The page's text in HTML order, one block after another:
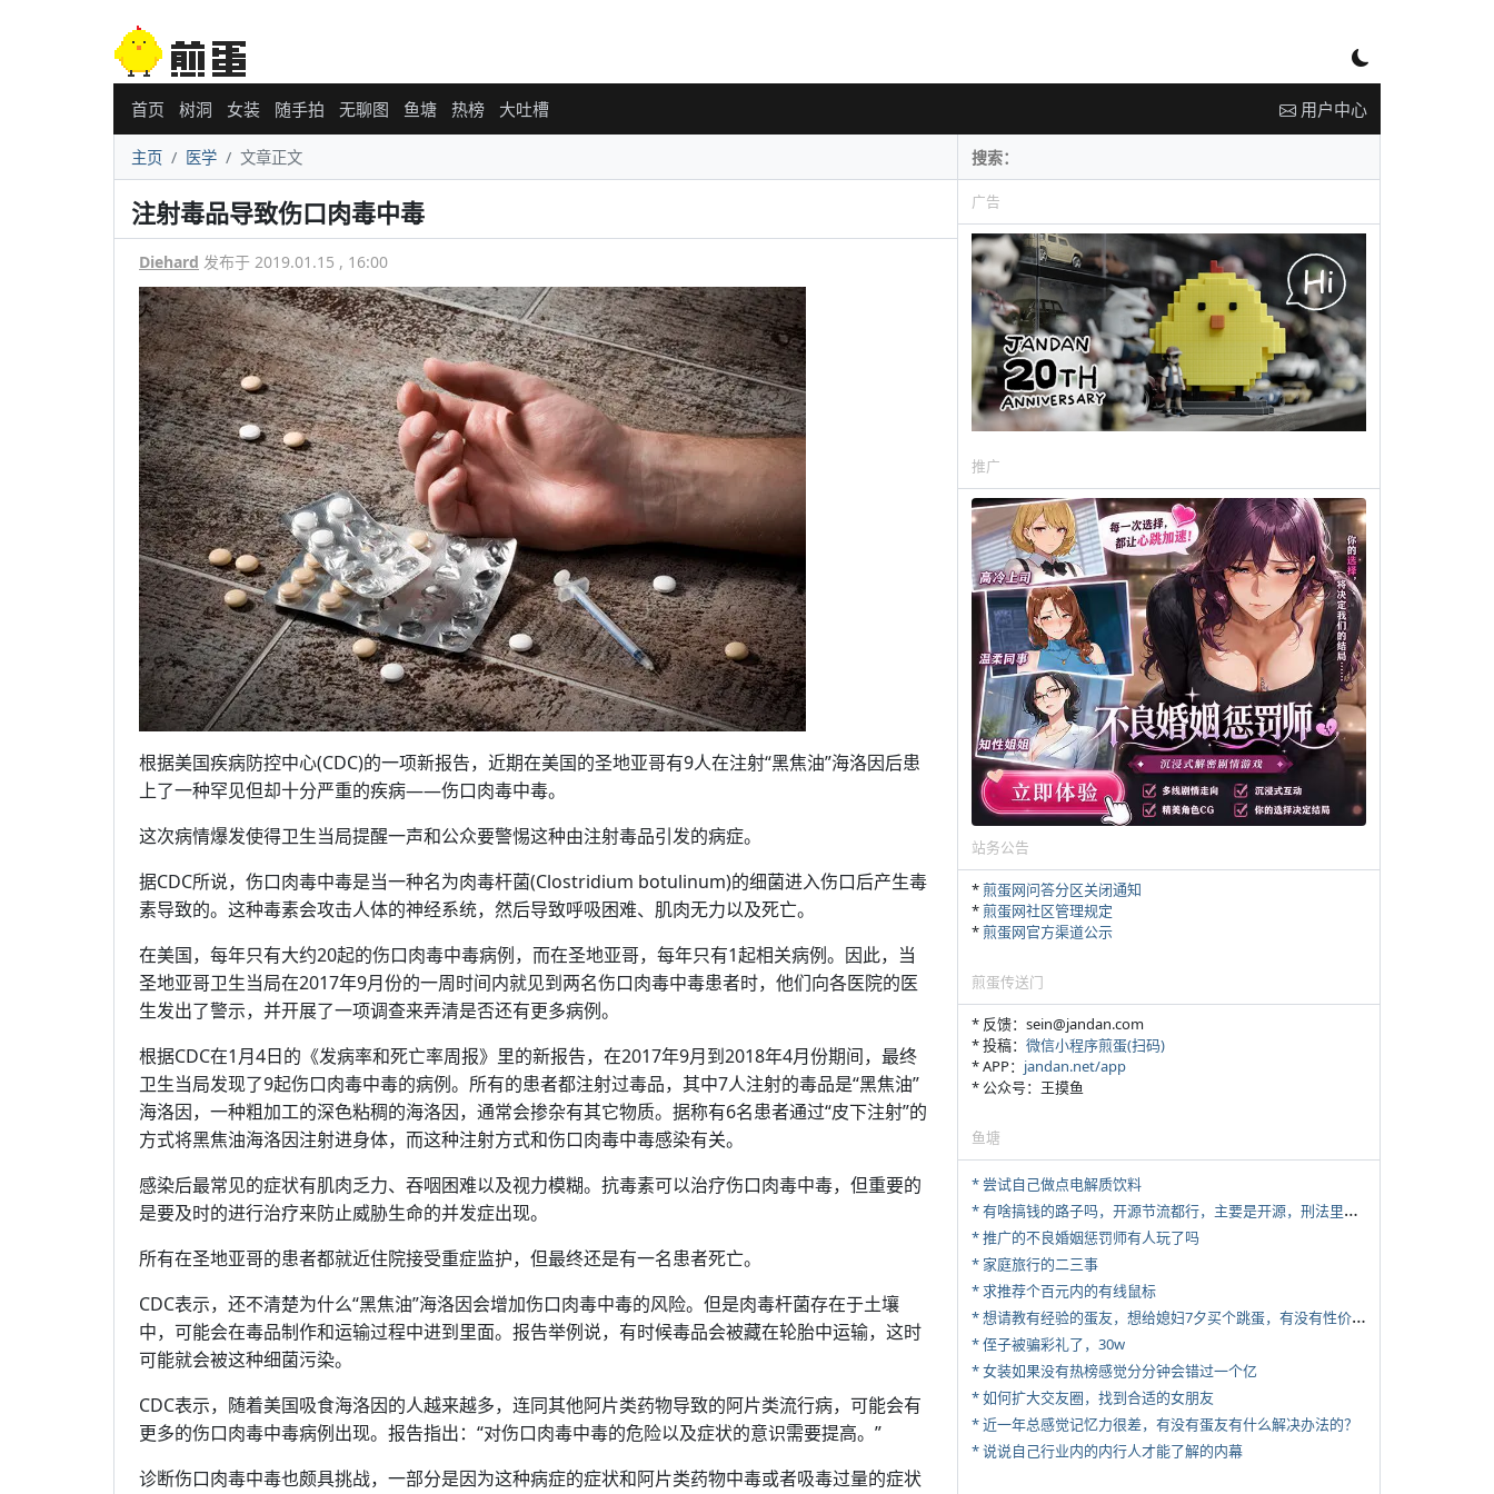
首页 树洞 女装 随手拍 无聊图 鱼塘 热榜 大吐槽 用户中心
主页 医学 文章正文
注射毒品导致伤口肉毒中毒
Diehard 发布于 2019.01.15 , 16:00
根据美国疾病防控中心(CDC)的一项新报告，近期在美国的圣地亚哥有9人在注射“黑焦油”海洛因后患
上了一种罕见但却十分严重的疾病——伤口肉毒中毒。
这次病情爆发使得卫生当局提醒一声和公众要警惕这种由注射毒品引发的病症。
据CDC所说，伤口肉毒中毒是当一种名为肉毒杆菌(Clostridium botulinum)的细菌进入伤口后产生毒
素导致的。这种毒素会攻击人体的神经系统，然后导致呼吸困难、肌肉无力以及死亡。
在美国，每年只有大约20起的伤口肉毒中毒病例，而在圣地亚哥，每年只有1起相关病例。因此，当
圣地亚哥卫生当局在2017年9月份的一周时间内就见到两名伤口肉毒中毒患者时，他们向各医院的医
生发出了警示，并开展了一项调查来弄清是否还有更多病例。
根据CDC在1月4日的《发病率和死亡率周报》里的新报告，在2017年9月到2018年4月份期间，最终
卫生当局发现了9起伤口肉毒中毒的病例。所有的患者都注射过毒品，其中7人注射的毒品是“黑焦油”
海洛因，一种粗加工的深色粘稠的海洛因，通常会掺杂有其它物质。据称有6名患者通过“皮下注射”的
方式将黑焦油海洛因注射进身体，而这种注射方式和伤口肉毒中毒感染有关。
感染后最常见的症状有肌肉乏力、吞咽困难以及视力模糊。抗毒素可以治疗伤口肉毒中毒，但重要的
是要及时的进行治疗来防止威胁生命的并发症出现。
所有在圣地亚哥的患者都就近住院接受重症监护，但最终还是有一名患者死亡。
CDC表示，还不清楚为什么“黑焦油”海洛因会增加伤口肉毒中毒的风险。但是肉毒杆菌存在于土壤
中，可能会在毒品制作和运输过程中进到里面。报告举例说，有时候毒品会被藏在轮胎中运输，这时
可能就会被这种细菌污染。
CDC表示，随着美国吸食海洛因的人越来越多，连同其他阿片类药物导致的阿片类流行病，可能会有
更多的伤口肉毒中毒病例出现。报告指出：“对伤口肉毒中毒的危险以及症状的意识需要提高。”
诊断伤口肉毒中毒也颇具挑战，一部分是因为这种病症的症状和阿片类药物中毒或者吸毒过量的症状
广告
推广
站务公告
*煎蛋网问答分区关闭通知
*煎蛋网社区管理规定
*煎蛋网官方渠道公示
煎蛋传送门
* 反馈：sein@jandan.com
* 投稿： 微信小程序煎蛋(扫码)
* APP： jandan.net/app
* 公众号：王摸鱼
鱼塘
* 尝试自己做点电解质饮料
*
有啥搞钱的路子吗，开源节流都行，主要是开源，刑法里的咱不做
* 推广的不良婚姻惩罚师有人玩了吗
* 家庭旅行的二三事
* 求推荐个百元内的有线鼠标
*
想请教有经验的蛋友，想给媳妇7夕买个跳蛋，有没有性价比高的推荐
* 侄子被骗彩礼了，30w
* 女装如果没有热榜感觉分分钟会错过一个亿
* 如何扩大交友圈，找到合适的女朋友
* 近一年总感觉记忆力很差，有没有蛋友有什么解决办法的？
* 说说自己行业内的内行人才能了解的内幕